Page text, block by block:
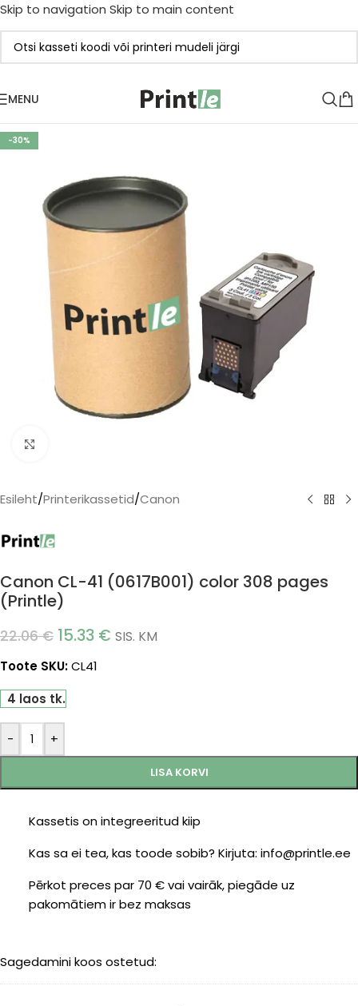
Skip to navigation Skip to main content
MENU
-30%
Esileht/Printerikassetid/Canon
Canon CL-41 (0617B001) color 308 pages
(Printle)
22.06€ 15.33 € SIS. KM
Toote SKU:CL41
4 laos tk.
- +
LISA KORVI
Kassetis on integreeritud kiip
Kas sa ei tea, kas toode sobib? Kirjuta: info@printle.ee
Pērkot preces par 70 € vai vairāk, piegāde uz
pakomātiem ir bez maksas
Sagedamini koos ostetud: